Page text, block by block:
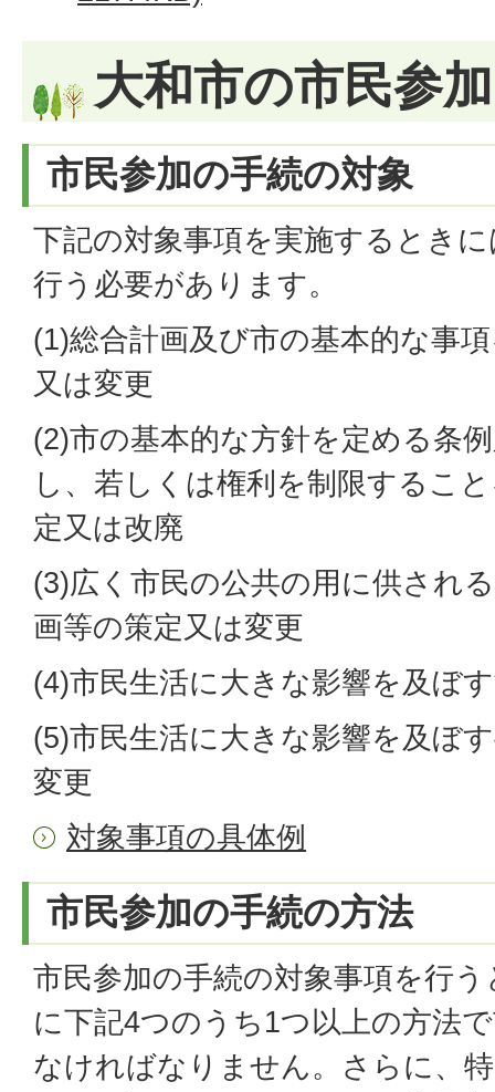
大和市の市民参
市民参加の手続の対象
下記の対象事項を実施するとき
行う必要があります。
(1)総合計画及び市の基本的な事
又は変更
(2)市の基本的な方針を定める条
し、若しくは権利を制限するこ
定又は改廃
(3)広く市民の公共の用に供され
画等の策定又は変更
(4)市民生活に大きな影響を及ぼ
(5)市民生活に大きな影響を及ぼ
変更
対象事項の具体例
市民参加の手続の方法
市民参加の手続の対象事項を行
に下記4つのうち1つ以上の方法
なければなりません。さらに、